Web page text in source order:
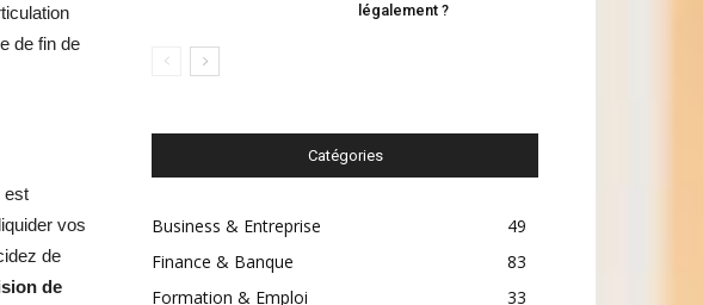
de fin de
est
vos
de
de
légalement ?
Catégories
Business & Entreprise
49
Finance & Banque
83
Formation & Emploi
33